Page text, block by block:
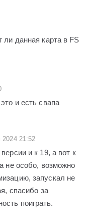
ли данная карта в FS
и есть свапа
2024 21:52
и к 19, а вот к
не особо, возможно
запускал не
спасибо за
поиграть.